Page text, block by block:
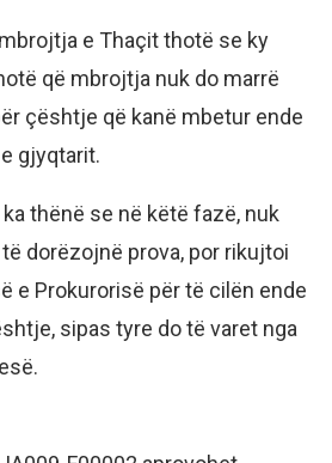
e Thaçit thotë se ky
që mbrojtja nuk do marrë
çështje që kanë mbetur ende
gjyqtarit.
thënë se në këtë fazë, nuk
dorëzojnë prova, por rikujtoi
e Prokurorisë për të cilën ende
sipas tyre do të varet nga